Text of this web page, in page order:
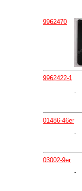
9962470
9962422-1
-
01486-46er
-
03002-9er
-